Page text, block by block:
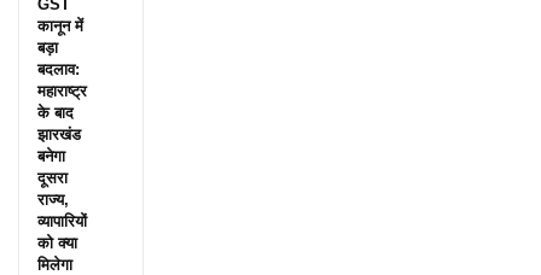
GST
कानून में
बड़ा
बदलाव:
महाराष्ट्र
के बाद
झारखंड
बनेगा
दूसरा
राज्य,
व्यापारियों
को क्या
मिलेगा